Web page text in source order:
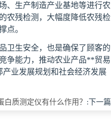
、生产制造产业基地等进行农
农残检测，大幅度降低农残检
点。
生安全，也是确保了顾客的
争能力，推动农业产品**贸易
业发展规划和社会经济发展
白质测定仪有什么作用？ :下一篇